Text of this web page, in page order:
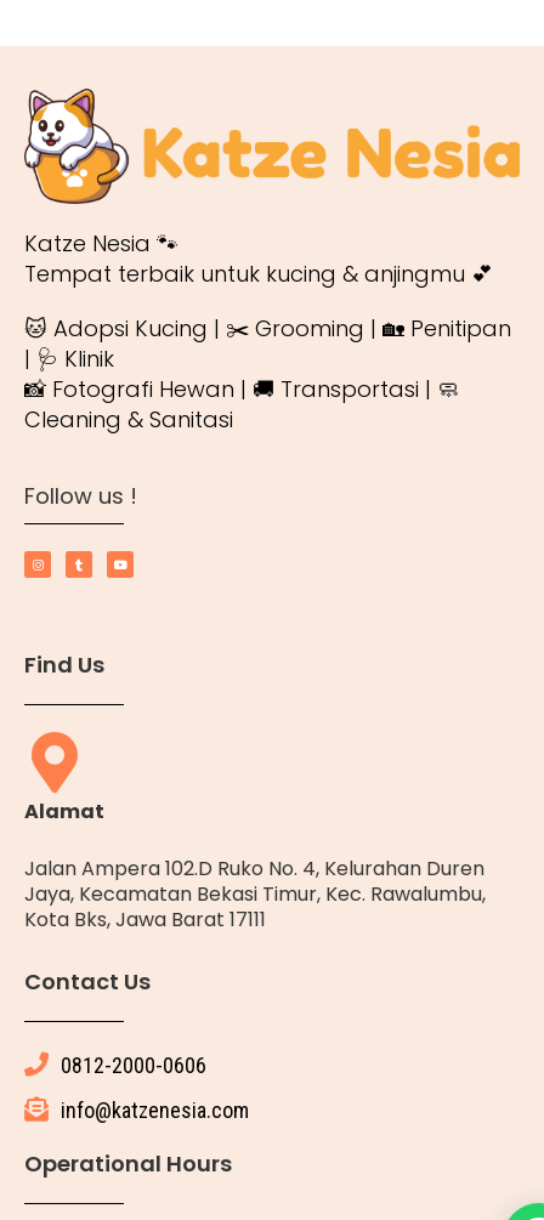
Katze Nesia 🐾
Tempat terbaik untuk kucing & anjingmu 💕
🐱 Adopsi Kucing | ✂️ Grooming | 🏡 Penitipan
| 🩺 Klinik
📸 Fotografi Hewan | 🚚 Transportasi | 🧼
Cleaning & Sanitasi
Follow us !
Find Us
Alamat
Jalan Ampera 102.D Ruko No. 4, Kelurahan Duren
Jaya, Kecamatan Bekasi Timur, Kec. Rawalumbu,
Kota Bks, Jawa Barat 17111
Contact Us
0812-2000-0606
info@katzenesia.com
Operational Hours